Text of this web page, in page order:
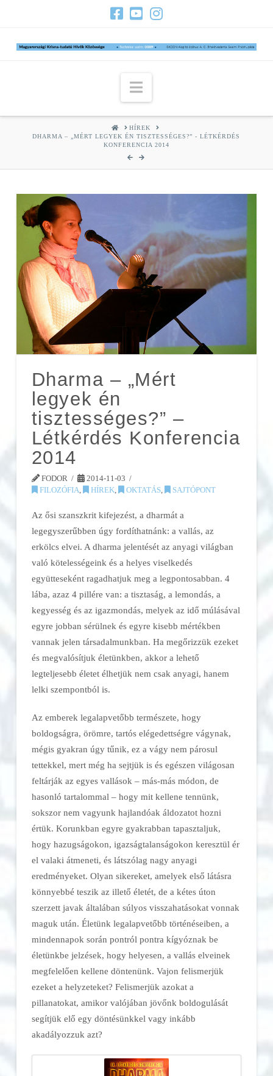
Navigation
HOMEHÍREK
DHARMA – „MÉRT LEGYEK ÉN TISZTESSÉGES?” - LÉTKÉRDÉS
KONFERENCIA 2014
Dharma – „Mért
legyek én
tisztességes?” –
Létkérdés Konferencia
2014
FODOR
2014-11-03
FILOZÓFIA
HÍREK, OKTATÁS, SAJTÓPONT
Az ősi szanszkrit kifejezést, a dharmát a
legegyszerűbben úgy fordíthatnánk: a vallás, az
erkölcs elvei. A dharma jelentését az anyagi világban
való kötelességeink és a helyes viselkedés
együtteseként ragadhatjuk meg a legpontosabban. 4
lába, azaz 4 pillére van: a tisztaság, a lemondás, a
kegyesség és az igazmondás, melyek az idő múlásával
egyre jobban sérülnek és egyre kisebb mértékben
vannak jelen társadalmunkban. Ha megőrizzük ezeket
és megvalósítjuk életünkben, akkor a lehető
legteljesebb életet élhetjük nem csak anyagi, hanem
lelki szempontból is.
Az emberek legalapvetőbb természete, hogy
boldogságra, örömre, tartós elégedettségre vágynak,
mégis gyakran úgy tűnik, ez a vágy nem párosul
tettekkel, mert még ha sejtjük is és egészen világosan
feltárják az egyes vallások – más-más módon, de
hasonló tartalommal – hogy mit kellene tennünk,
sokszor nem vagyunk hajlandóak áldozatot hozni
értük. Korunkban egyre gyakrabban tapasztaljuk,
hogy hazugságokon, igazságtalanságokon keresztül ér
el valaki átmeneti, és látszólag nagy anyagi
eredményeket. Olyan sikereket, amelyek első látásra
könnyebbé teszik az illető életét, de a kétes úton
szerzett javak általában súlyos visszahatásokat vonnak
maguk után. Életünk legalapvetőbb történéseiben, a
mindennapok során pontról pontra kígyóznak be
életünkbe jelzések, hogy helyesen, a vallás elveinek
megfelelően kellene döntenünk. Vajon felismerjük
ezeket a helyzeteket? Felismerjük azokat a
pillanatokat, amikor valójában jövőnk boldogulását
segítjük elő egy döntésünkkel vagy inkább
akadályozzuk azt?